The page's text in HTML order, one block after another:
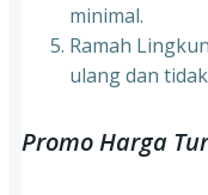
minimal.
Ramah
ulang dan
Promo Harga